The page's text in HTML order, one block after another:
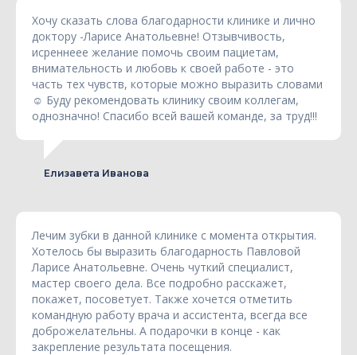
Хочу сказать слова благодарности клинике и лично
доктору -Ларисе Анатольевне! Отзывчивость,
исреннеее желание помочь своим пациетам,
внимательность и любовь к своей работе - это
часть тех чувств, которые можно выразить словами
☺ Буду рекомендовать клинику своим коллегам,
однозначно! Спасибо всей вашей команде, за труд!!!
Елизавета Иванова
Лечим зубки в данной клинике с момента открытия.
Хотелось бы выразить благодарность Павловой
Ларисе Анатольевне. Очень чуткий специалист,
мастер своего дела. Все подробно расскажет,
покажет, посоветует. Также хочется отметить
командную работу врача и ассистента, всегда все
доброжелательны. А подарочки в конце - как
закрепление результата посещения.